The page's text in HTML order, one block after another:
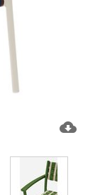
cloud_download